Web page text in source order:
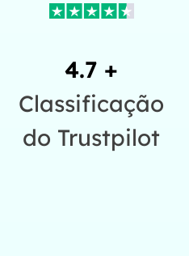
4.7 +
Classificação
do Trustpilot